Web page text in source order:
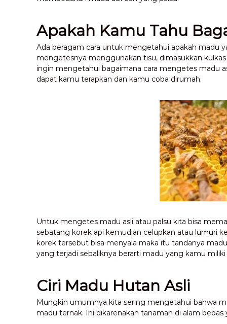
Apakah Kamu Tahu
Ada beragam cara untuk mengetahui apakah madu
mengetesnya menggunakan tisu, dimasukkan
ingin mengetahui bagaimana cara mengetes madu
dapat kamu terapkan dan kamu coba dirumah.
Untuk mengetes madu asli atau palsu kita bisa
sebatang korek api kemudian celupkan atau lumuri
korek tersebut bisa menyala maka itu tandanya
yang terjadi sebaliknya berarti madu yang kamu
Ciri Madu Hutan Asli
Mungkin umumnya kita sering mengetahui bahwa
madu ternak. Ini dikarenakan tanaman di alam